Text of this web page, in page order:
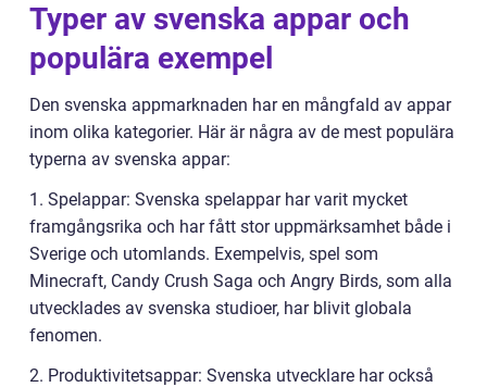
Typer av svenska appar och
populära exempel
Den svenska appmarknaden har en mångfald av appar
inom olika kategorier. Här är några av de mest populära
typerna av svenska appar:
1. Spelappar: Svenska spelappar har varit mycket
framgångsrika och har fått stor uppmärksamhet både i
Sverige och utomlands. Exempelvis, spel som
Minecraft, Candy Crush Saga och Angry Birds, som alla
utvecklades av svenska studioer, har blivit globala
fenomen.
2. Produktivitetsappar: Svenska utvecklare har också